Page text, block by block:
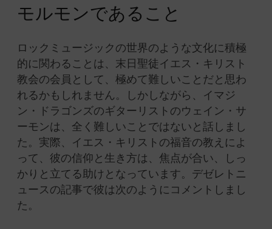
モルモンであること
ロックミュージックの世界のような文化に積極
的に関わることは、末日聖徒イエス・キリスト
教会の会員として、極めて難しいことだと思わ
れるかもしれません。しかしながら、イマジ
ン・ドラゴンズのギターリストのウェイン・サ
ーモンは、全く難しいことではないと話しまし
た。実際、イエス・キリストの福音の教えによ
って、彼の信仰と生き方は、焦点が合い、しっ
かりと立てる助けとなっています。デゼレトニ
ュースの記事で彼は次のようにコメントしまし
た。